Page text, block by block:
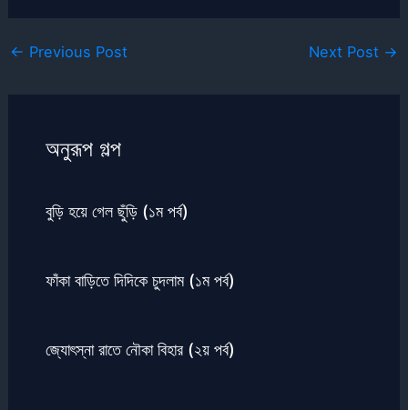
← Previous Post Next Post →
অনুরূপ গল্প
বুড়ি হয়ে গেল ছুঁড়ি (১ম পর্ব)
ফাঁকা বাড়িতে দিদিকে চুদলাম (১ম পর্ব)
জ্যোৎস্না রাতে নৌকা বিহার (২য় পর্ব)